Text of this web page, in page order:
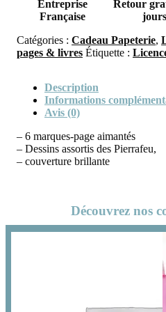
Entreprise
Française
Retour
jours
Catégories : Cadeau Papeterie,
pages & livres Étiquette :
Description
Informations
Avis (0)
– 6 marques-page aimantés
– Dessins assortis des Pierrafeu,
– couverture brillante
Découvrez nos